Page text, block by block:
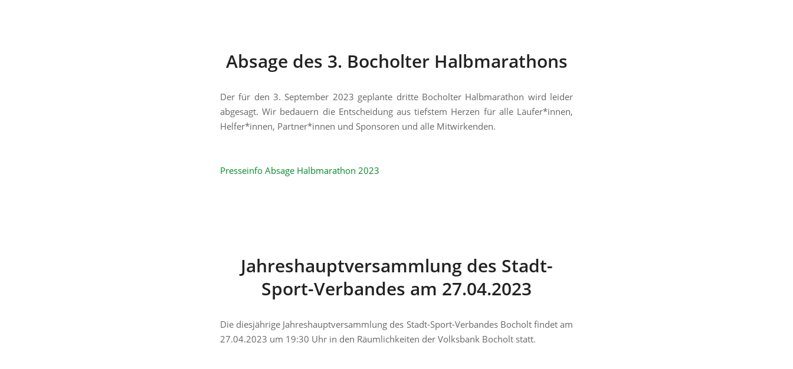
Absage des 3. Bocholter Halbmarathons
Der für den 3. September 2023 geplante dritte Bocholter Halbmarathon wird leider
abgesagt. Wir bedauern die Entscheidung aus tiefstem Herzen für alle Läufer*innen,
Helfer*innen, Partner*innen und Sponsoren und alle Mitwirkenden.
Presseinfo Absage Halbmarathon 2023
Jahreshauptversammlung des Stadt-
Sport-Verbandes am 27.04.2023
Die diesjährige Jahreshauptversammlung des Stadt-Sport-Verbandes Bocholt findet am
27.04.2023 um 19:30 Uhr in den Räumlichkeiten der Volksbank Bocholt statt.